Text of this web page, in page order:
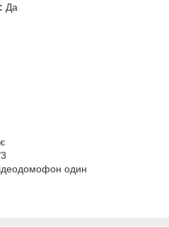
Да
один